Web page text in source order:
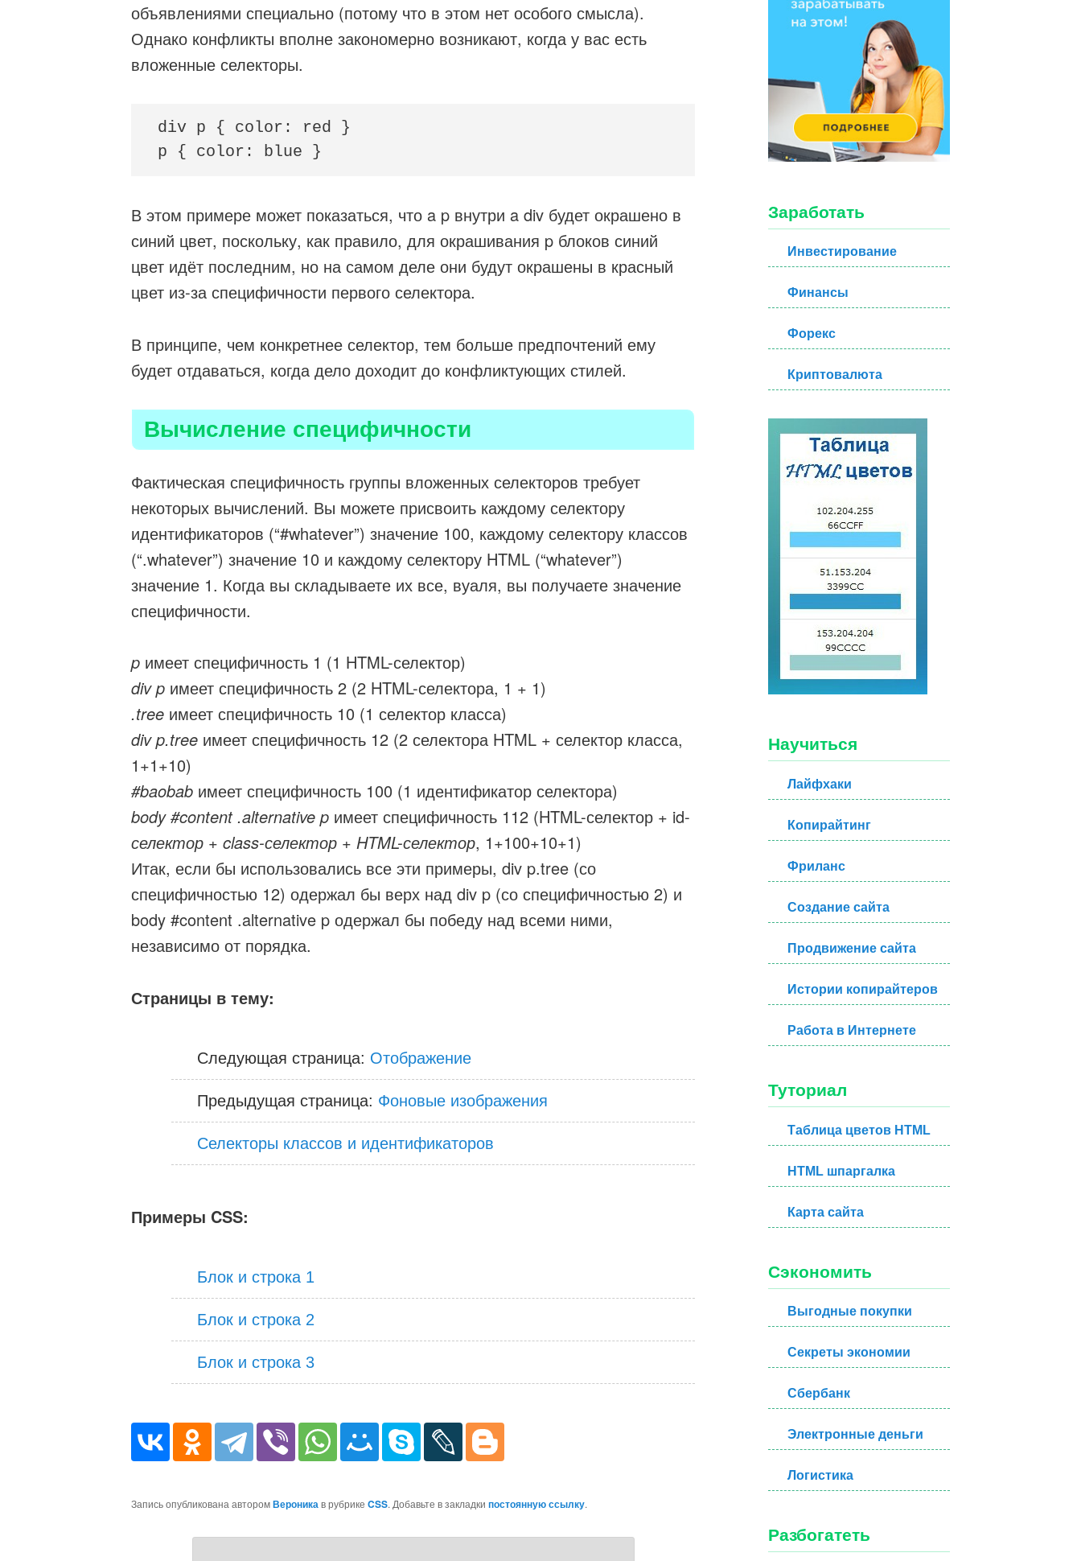
объявлениями специально (потому что в этом нет особого смысла).
Однако конфликты вполне закономерно возникают, когда у вас есть
вложенные селекторы.
div p { color: red }
p { color: blue }
В этом примере может показаться, что a p внутри a div будет окрашено в
синий цвет, поскольку, как правило, для окрашивания p блоков синий
цвет идёт последним, но на самом деле они будут окрашены в красный
цвет из-за специфичности первого селектора.
В принципе, чем конкретнее селектор, тем больше предпочтений ему
будет отдаваться, когда дело доходит до конфликтующих стилей.
Вычисление специфичности
Фактическая специфичность группы вложенных селекторов требует
некоторых вычислений. Вы можете присвоить каждому селектору
идентификаторов (“#whatever”) значение 100, каждому селектору классов
(“.whatever”) значение 10 и каждому селектору HTML (“whatever”)
значение 1. Когда вы складываете их все, вуаля, вы получаете значение
специфичности.
p имеет специфичность 1 (1 HTML-селектор)
div p имеет специфичность 2 (2 HTML-селектора, 1 + 1)
.tree имеет специфичность 10 (1 селектор класса)
div p.tree имеет специфичность 12 (2 селектора HTML + селектор класса,
1+1+10)
#baobab имеет специфичность 100 (1 идентификатор селектора)
body #content .alternative p имеет специфичность 112 (HTML-селектор + id-
селектор + class-селектор + HTML-селектор, 1+100+10+1)
Итак, если бы использовались все эти примеры, div p.tree (со
специфичностью 12) одержал бы верх над div p (со специфичностью 2) и
body #content .alternative p одержал бы победу над всеми ними,
независимо от порядка.
Страницы в тему:
Следующая страница: Отображение
Предыдущая страница: Фоновые изображения
Селекторы классов и идентификаторов
Примеры CSS:
Блок и строка 1
Блок и строка 2
Блок и строка 3
Запись опубликована авторомВероникав рубрикеCSS. Добавьте в закладкипостоянную ссылку.
Заработать
Инвестирование
Финансы
Форекс
Криптовалюта
Научиться
Лайфхаки
Копирайтинг
Фриланс
Создание сайта
Продвижение сайта
Истории копирайтеров
Работа в Интернете
Туториал
Таблица цветов HTML
HTML шпаргалка
Карта сайта
Сэкономить
Выгодные покупки
Секреты экономии
Сбербанк
Электронные деньги
Логистика
Разбогатеть